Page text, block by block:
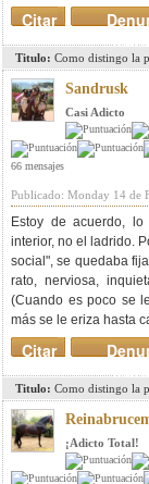
Citar
Titulo: Como distingo la
Sandrusk
Casi Adicto
66 mensajes
Publicado: Monday 14 de
Estoy de acuerdo,
interior, no el ladrido.
social", se quedaba
rato, nerviosa,
(Cuando es poco se
más se le eriza hasta
Citar
Titulo: Como distingo la
¡Adicto Total!